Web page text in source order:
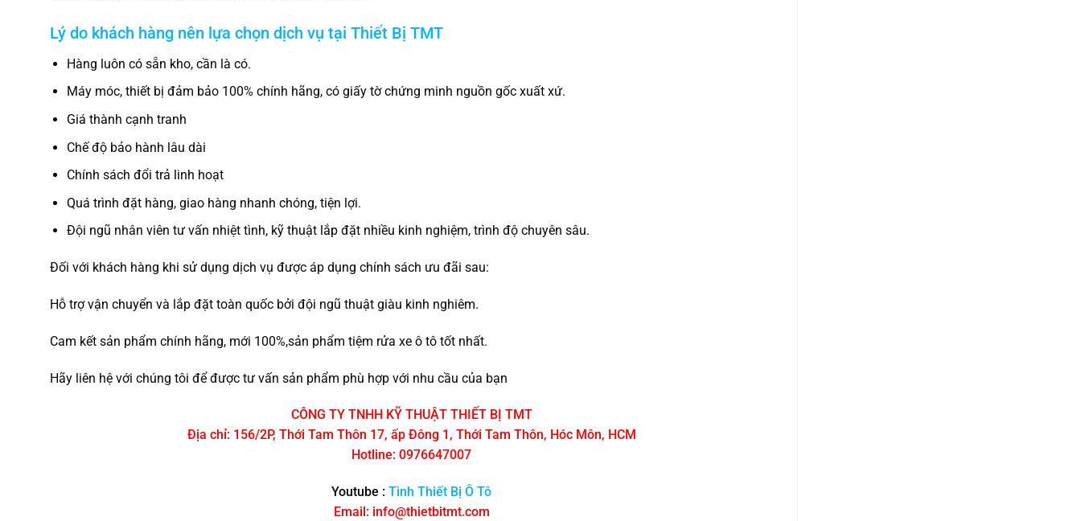
Lý do khách hàng nên lựa chọn dịch vụ tại Thiết Bị TMT
Hàng luôn có sẵn kho, cần là có.
Máy móc, thiết bị đảm bảo 100% chính hãng, có giấy tờ chứng minh nguồn gốc xuất xứ.
Giá thành cạnh tranh
Chế độ bảo hành lâu dài
Chính sách đổi trả linh hoạt
Quá trình đặt hàng, giao hàng nhanh chóng, tiện lợi.
Đội ngũ nhân viên tư vấn nhiệt tình, kỹ thuật lắp đặt nhiều kinh nghiệm, trình độ chuyên sâu.
Đối với khách hàng khi sử dụng dịch vụ được áp dụng chính sách ưu đãi sau:
Hỗ trợ vận chuyển và lắp đặt toàn quốc bởi đội ngũ thuật giàu kinh nghiêm.
Cam kết sản phẩm chính hãng, mới 100%,sản phẩm tiệm rửa xe ô tô tốt nhất.
Hãy liên hệ với chúng tôi để được tư vấn sản phẩm phù hợp với nhu cầu của bạn
CÔNG TY TNHH KỸ THUẬT THIẾT BỊ TMT
Địa chỉ: 156/2P, Thới Tam Thôn 17, ấp Đông 1, Thới Tam Thôn, Hóc Môn, HCM
Hotline: 0976647007
Youtube : Tình Thiết Bị Ô Tô
Email: info@thietbitmt.com